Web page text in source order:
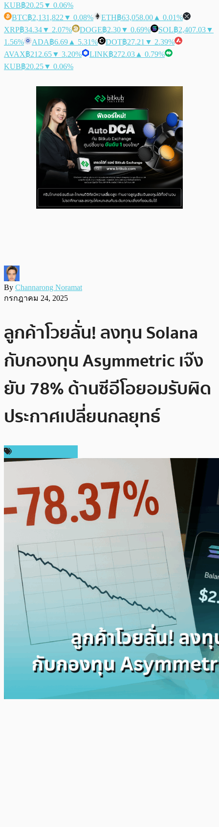
KUB฿20.25▼ 0.06%
BTC฿2,131,822 ▼ 0.08% ETH฿63,058.00 ▲ 0.01%
XRP฿34.34▼ 2.07% DOGE฿2.30▼ 0.69% SOL฿2,407.03▼
1.56%
ADA฿6.69 ▲ 5.31% DOT฿27.21 ▼ 2.39%
AVAX฿212.65▼ 3.20% LINK฿272.03 ▲ 0.79%
KUB฿20.25▼ 0.06%
By Channarong Noramat
กรกฎาคม 24, 2025
ลูกค้าโวยลั่น! ลงทุน Solana
กับกองทุน Asymmetric เจ๊ง
ยับ 78% ด้านซีอีโอยอมรับผิด
ประกาศเปลี่ยนกลยุทธ์